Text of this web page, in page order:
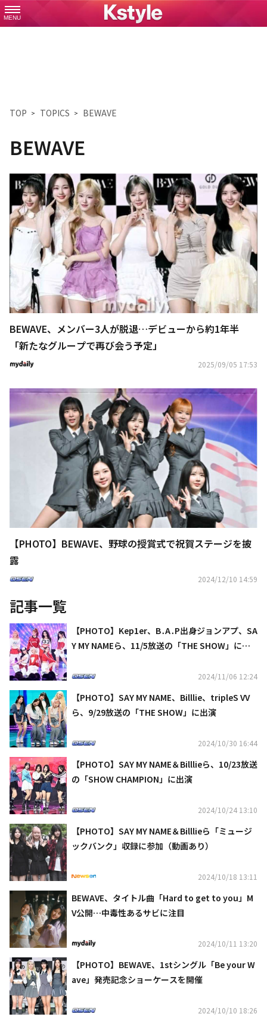
MENU
TOP TOPICS BEWAVE
BEWAVE
BEWAVE、メンバー3人が脱退…デビューから約1年半
「新たなグループで再び会う予定」
2025/09/05 17:53
【PHOTO】BEWAVE、野球の授賞式で祝賀ステージを披
露
2024/12/10 14:59
記事一覧
【PHOTO】Kep1er、B․A․P出身ジョンアプ、SA
Y MY NAMEら、11/5放送の「THE SHOW」に出
2024/11/06 12:24
【PHOTO】SAY MY NAME、Billlie、tripleS VV
ら、9/29放送の「THE SHOW」に出演
2024/10/30 16:44
【PHOTO】SAY MY NAME＆Billlieら、10/23放送
の「SHOW CHAMPION」に出演
2024/10/24 13:10
【PHOTO】SAY MY NAME＆Billlieら「ミュージ
ックバンク」収録に参加（動画あり）
2024/10/18 13:11
BEWAVE、タイトル曲「Hard to get to you」M
V公開…中毒性あるサビに注目
2024/10/11 13:20
【PHOTO】BEWAVE、1stシングル「Be your W
ave」発売記念ショーケースを開催
2024/10/10 18:26